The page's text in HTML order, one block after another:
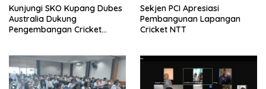
Kunjungi SKO Kupang Dubes
Australia Dukung
Pengembangan Cricket
Sekjen PCI Apresiasi
Pembangunan Lapangan
Cricket NTT